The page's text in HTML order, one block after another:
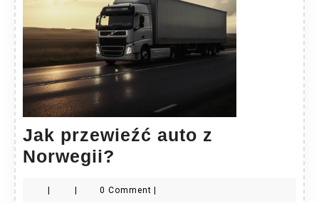
Jak przewieźć auto z
Norwegii?
auto
0 Comment